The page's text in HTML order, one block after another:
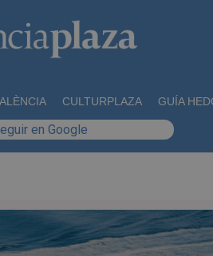
CULTURPLAZA GUÍA
en Google